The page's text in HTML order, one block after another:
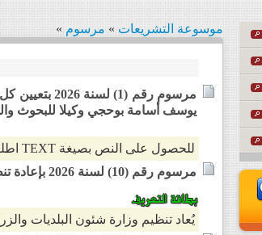
موسوعة التشريعات » مرسوم »
مرسوم رقم
يوسف أسامة بوحجي وكيلا للبحوث
للحصول على النص بصيغة TEXT اطلب المساعدة من خدمة العملاء
مرسوم رقم (10) لسنة 2026 بإعادة تنظيم وزارة شئون البلديات والزراعة
يُعاد تنظيم وزارة شئون البلديات